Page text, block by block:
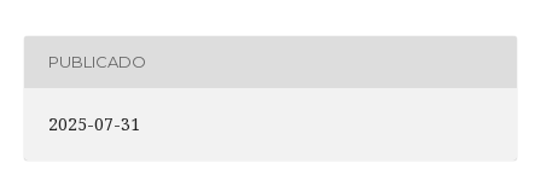
PUBLICADO
2025-07-31